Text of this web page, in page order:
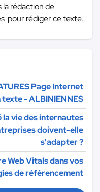
la rédaction de
pour rédiger ce texte.
Page Internet
- ALBINIENNES
vie des internautes
doivent-elle
s'adapter ?
Web Vitals dans vos
de référencement